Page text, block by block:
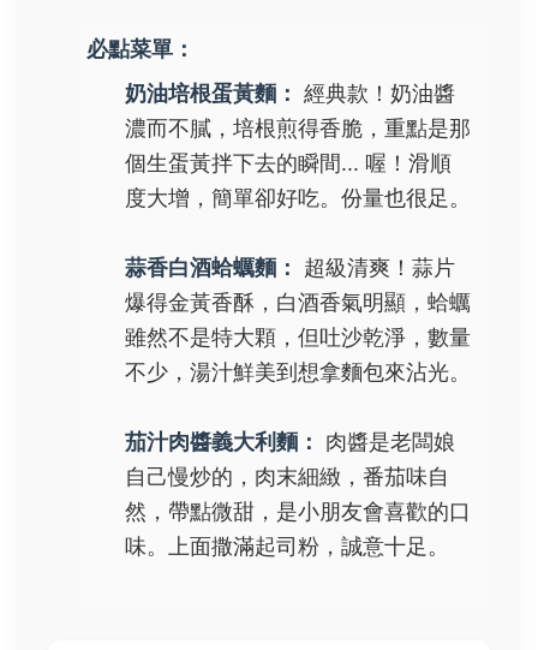
必點菜單：
奶油培根蛋黃麵： 經典款！奶油醬
濃而不膩，培根煎得香脆，重點是那
個生蛋黃拌下去的瞬間... 喔！滑順
度大增，簡單卻好吃。份量也很足。
蒜香白酒蛤蠣麵：
超級清爽！蒜片
爆得金黃香酥，白酒香氣明顯，蛤蠣
雖然不是特大顆，但吐沙乾淨，數量
不少，湯汁鮮美到想拿麵包來沾光。
茄汁肉醬義大利麵：
肉醬是老闆娘
自己慢炒的，肉末細緻，番茄味自
然，帶點微甜，是小朋友會喜歡的口
味。上面撒滿起司粉，誠意十足。